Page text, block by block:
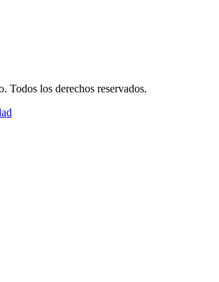
. Todos los derechos reservados.